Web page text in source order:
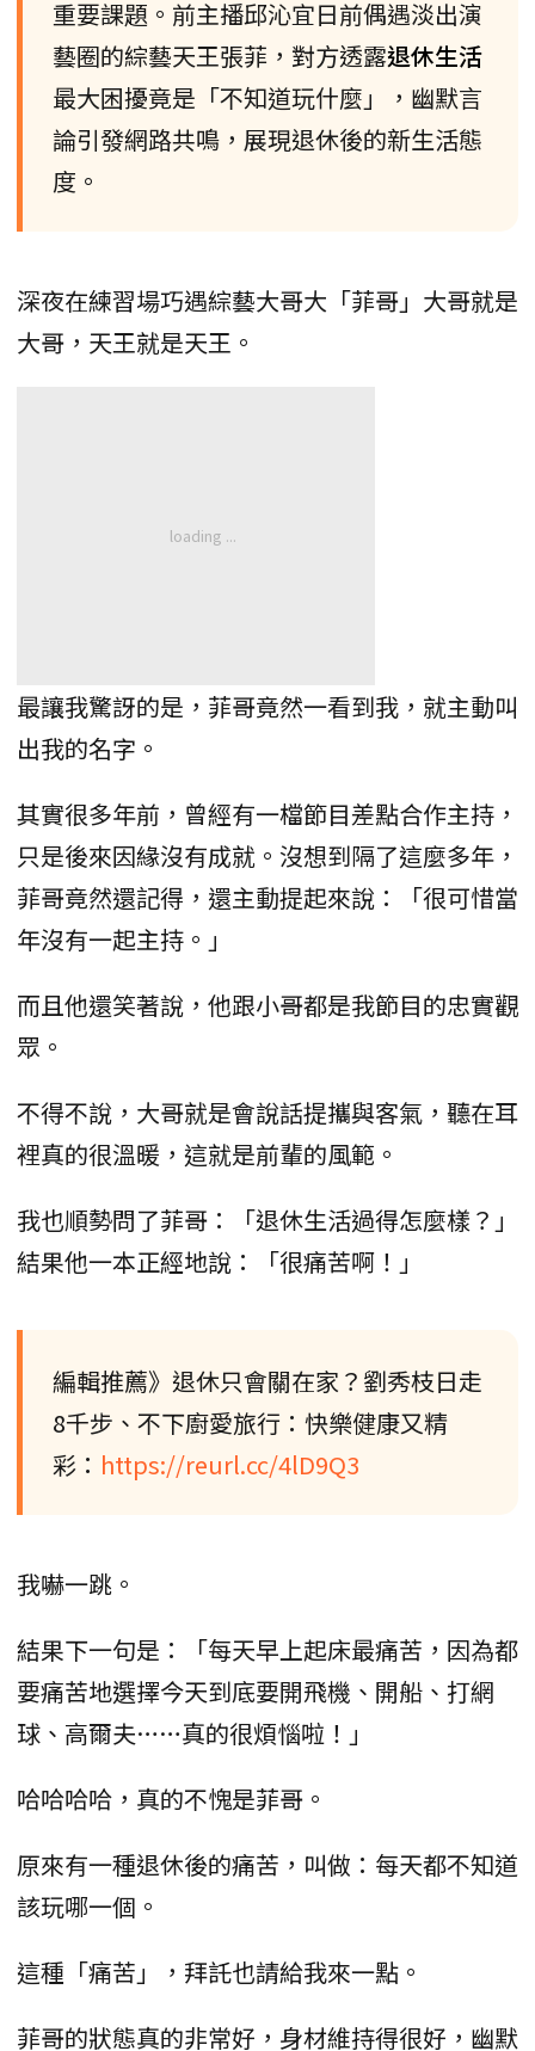
重要課題。前主播邱沁宜日前偶遇淡出演
藝圈的綜藝天王張菲，對方透露退休生活
最大困擾竟是「不知道玩什麼」，幽默言
論引發網路共鳴，展現退休後的新生活態
度。
深夜在練習場巧遇綜藝大哥大「菲哥」大哥就是
大哥，天王就是天王。
最讓我驚訝的是，菲哥竟然一看到我，就主動叫
出我的名字。
其實很多年前，曾經有一檔節目差點合作主持，
只是後來因緣沒有成就。沒想到隔了這麼多年，
菲哥竟然還記得，還主動提起來說：「很可惜當
年沒有一起主持。」
而且他還笑著說，他跟小哥都是我節目的忠實觀
眾。
不得不說，大哥就是會說話提攜與客氣，聽在耳
裡真的很溫暖，這就是前輩的風範。
我也順勢問了菲哥：「退休生活過得怎麼樣？」
結果他一本正經地說：「很痛苦啊！」
編輯推薦》退休只會關在家？劉秀枝日走
8千步、不下廚愛旅行：快樂健康又精
彩： https://reurl.cc/4lD9Q3
我嚇一跳。
結果下一句是：「每天早上起床最痛苦，因為都
要痛苦地選擇今天到底要開飛機、開船、打網
球、高爾夫……真的很煩惱啦！」
哈哈哈哈，真的不愧是菲哥。
原來有一種退休後的痛苦，叫做：每天都不知道
該玩哪一個。
這種「痛苦」，拜託也請給我來一點。
菲哥的狀態真的非常好，身材維持得很好，幽默